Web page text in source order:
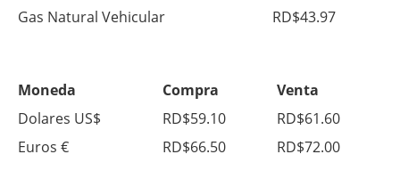
Gas Natural Vehicular
RD$43.97
Moneda Compra
Venta
Dolares US$
RD$59.10
RD$61.60
Euros €
RD$66.50 RD$72.00